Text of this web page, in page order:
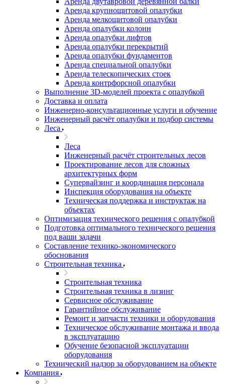
Аренда крупнощитовой опалубки
Аренда мелкощитовой опалубки
Аренда опалубки колонн
Аренда опалубки лифтов
Аренда опалубки перекрытий
Аренда опалубки фундаментов
Аренда специальной опалубки
Аренда телескопических стоек
Аренда контрфорсной опалубки
Выполнение 3D-моделей проекта с опалубкой
Доставка и оплата
Инженерно-консультационные услуги и обучение
Инженерный расчёт опалубки и подбор системы
Леса
Леса
Инженерный расчёт строительных лесов
Проектирование лесов для сложных
архитектурных форм
Супервайзинг и координация персонала
Инспекция оборудования на объекте
Техническая поддержка и инструктаж на
объектах
Оптимизация технического решения с опалубкой
Подготовка оптимального технического решения
под ваши задачи
Составление технико-экономического
обоснования
Строительная техника
Строительная техника
Строительная техника в лизинг
Сервисное обслуживание
Гарантийное обслуживание
Ремонт и запчасти техники и оборудования
Техническое обслуживание монтажа и ввода
в эксплуатацию
Обучение безопасной эксплуатации
оборудования
Технический надзор за оборудованием на объекте
Компания